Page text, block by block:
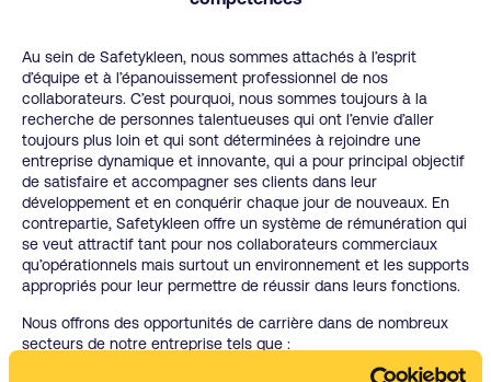
Au sein de Safetykleen, nous sommes attachés à l’esprit
d’équipe et à l’épanouissement professionnel de nos
collaborateurs. C’est pourquoi, nous sommes toujours à la
recherche de personnes talentueuses qui ont l’envie d’aller
toujours plus loin et qui sont déterminées à rejoindre une
entreprise dynamique et innovante, qui a pour principal objectif
de satisfaire et accompagner ses clients dans leur
développement et en conquérir chaque jour de nouveaux. En
contrepartie, Safetykleen offre un système de rémunération qui
se veut attractif tant pour nos collaborateurs commerciaux
qu’opérationnels mais surtout un environnement et les supports
appropriés pour leur permettre de réussir dans leurs fonctions.
Nous offrons des opportunités de carrière dans de nombreux
secteurs de notre entreprise tels que :